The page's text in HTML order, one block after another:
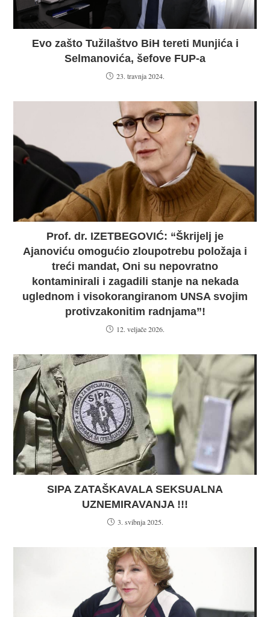
Evo zašto Tužilaštvo BiH tereti Munjića i
Selmanovića, šefove FUP-a
23. travnja 2024.
Prof. dr. IZETBEGOVIĆ: “Škrijelj je
Ajanoviću omogućio zloupotrebu položaja i
treći mandat, Oni su nepovratno
kontaminirali i zagadili stanje na nekada
uglednom i visokorangiranom UNSA svojim
protivzakonitim radnjama”!
12. veljače 2026.
SIPA ZATAŠKAVALA SEKSUALNA
UZNEMIRAVANJA !!!
3. svibnja 2025.